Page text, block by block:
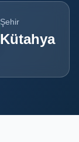
Şehir
Kütahya